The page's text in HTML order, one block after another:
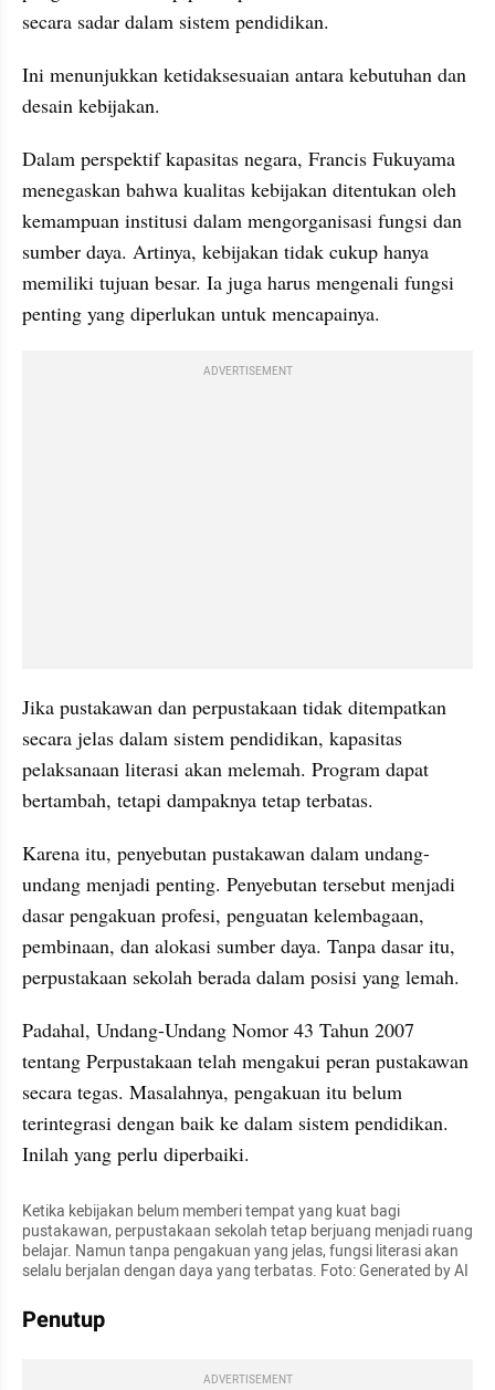
secara sadar dalam sistem pendidikan.
Ini menunjukkan ketidaksesuaian antara kebutuhan dan
desain kebijakan.
Dalam perspektif kapasitas negara, Francis Fukuyama
menegaskan bahwa kualitas kebijakan ditentukan oleh
kemampuan institusi dalam mengorganisasi fungsi dan
sumber daya. Artinya, kebijakan tidak cukup hanya
memiliki tujuan besar. Ia juga harus mengenali fungsi
penting yang diperlukan untuk mencapainya.
ADVERTISEMENT
Jika pustakawan dan perpustakaan tidak ditempatkan
secara jelas dalam sistem pendidikan, kapasitas
pelaksanaan literasi akan melemah. Program dapat
bertambah, tetapi dampaknya tetap terbatas.
Karena itu, penyebutan pustakawan dalam undang-
undang menjadi penting. Penyebutan tersebut menjadi
dasar pengakuan profesi, penguatan kelembagaan,
pembinaan, dan alokasi sumber daya. Tanpa dasar itu,
perpustakaan sekolah berada dalam posisi yang lemah.
Padahal, Undang-Undang Nomor 43 Tahun 2007
tentang Perpustakaan telah mengakui peran pustakawan
secara tegas. Masalahnya, pengakuan itu belum
terintegrasi dengan baik ke dalam sistem pendidikan.
Inilah yang perlu diperbaiki.
Ketika kebijakan belum memberi tempat yang kuat bagi
pustakawan, perpustakaan sekolah tetap berjuang menjadi ruang
belajar. Namun tanpa pengakuan yang jelas, fungsi literasi akan
selalu berjalan dengan daya yang terbatas. Foto: Generated by AI
Penutup
ADVERTISEMENT